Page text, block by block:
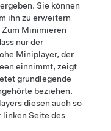
Sie können
ihn zu erweitern
Zum Minimieren
nur der
Miniplayer, der
einnimmt, zeigt
grundlegende
beziehen.
diesen auch so
linken Seite des